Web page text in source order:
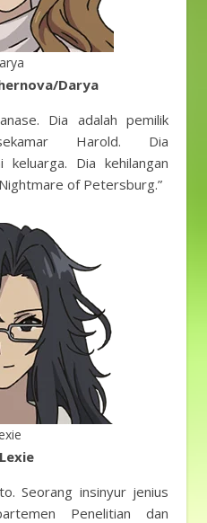
Darya
Dia adalah pemilik
Harold. Dia
keluarga. Dia kehilangan
of Petersburg.”
Seorang insinyur jenius
Penelitian dan